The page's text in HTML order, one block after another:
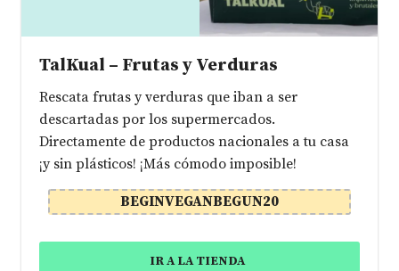
TalKual – Frutas y Verduras
Rescata frutas y verduras que iban a ser
descartadas por los supermercados.
Directamente de productos nacionales a tu casa
¡y sin plásticos! ¡Más cómodo imposible!
BEGINVEGANBEGUN20
IR A LA TIENDA